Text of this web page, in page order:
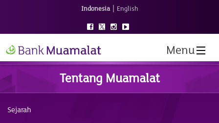
Indonesia | English
Menu
Tentang Muamalat
Sejarah